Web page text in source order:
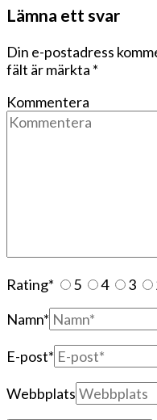
Lämna ett svar
Din e-postadress
fält är märkta *
Kommentera
Rating* 5 4 3
Namn*
E-post*
Webbplats